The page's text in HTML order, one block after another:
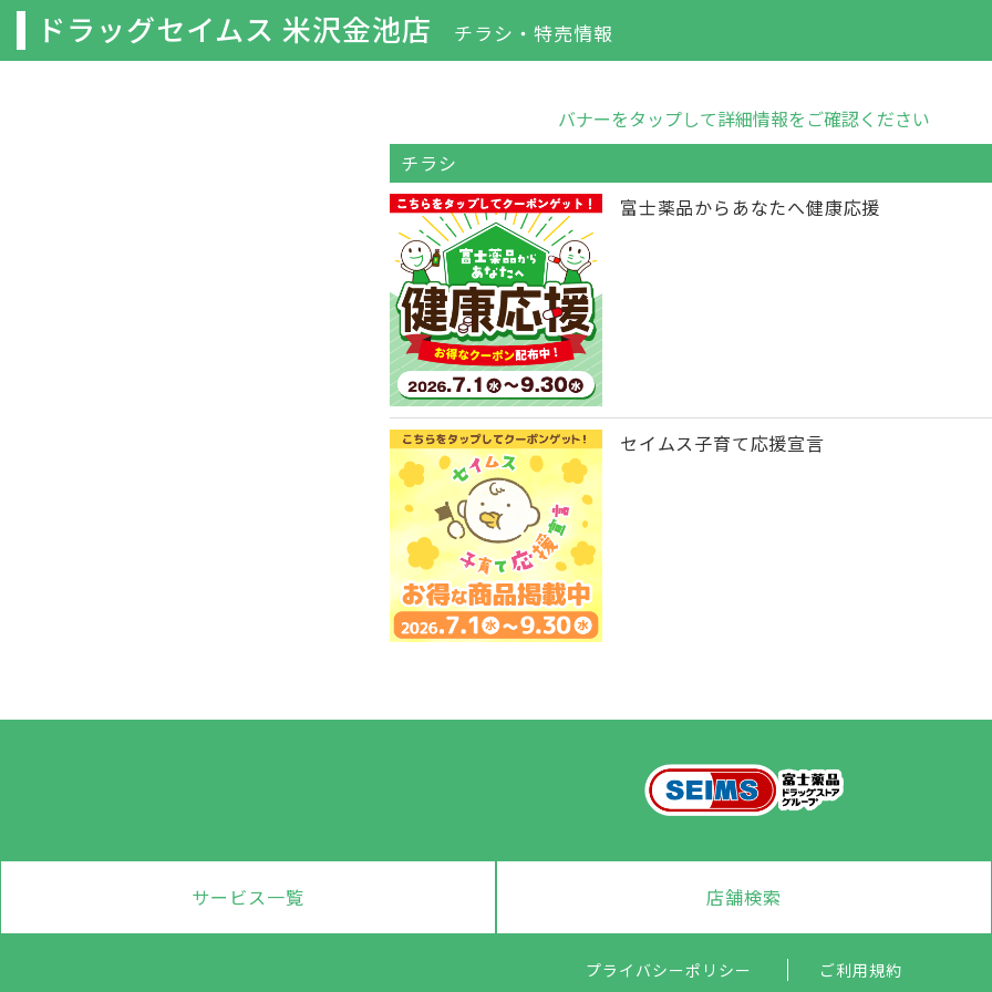
ドラッグセイムス 米沢金池店 チラシ・特売情報
バナーをタップして詳細情報をご確認ください
チラシ
富士薬品からあなたへ健康応援
セイムス子育て応援宣言
サービス一覧 店舗検索
プライバシーポリシー ご利用規約